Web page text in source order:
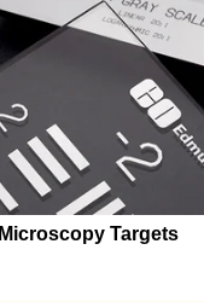
Microscopy Targets